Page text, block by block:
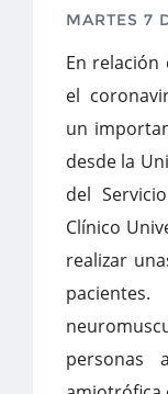
MARTES 7
En
el
un
desde la
del
Clínico
realizar
personas